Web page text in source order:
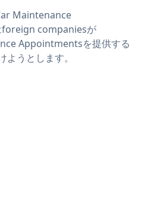
Maintenance
companiesが
Appointmentsを提供する
うとします。